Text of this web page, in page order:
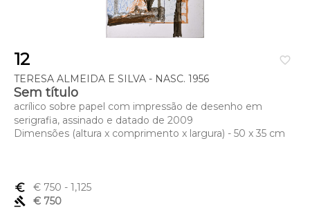
favorite_border
12
TERESA ALMEIDA E SILVA - NASC. 1956
Sem título
acrílico sobre papel com impressão de desenho em
serigrafia, assinado e datado de 2009
Dimensões (altura x comprimento x largura) - 50 x 35 cm
euro_symbol € 750 - 1,125
gavel
€ 750